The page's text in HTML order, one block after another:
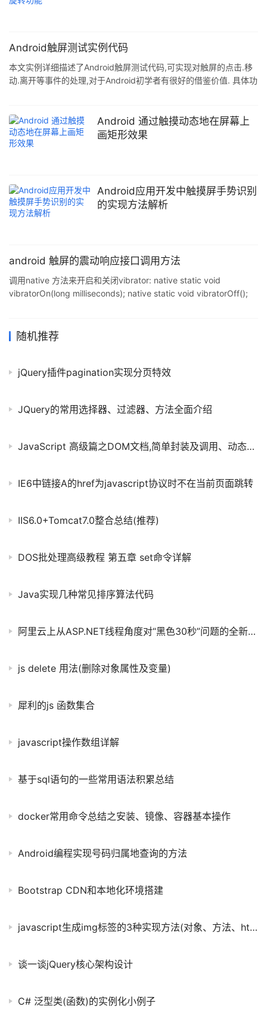
Android触屏测试实例代码
本文实例详细描述了Android触屏测试代码,可实现对触屏的点击.移
动.离开等事件的处理,对于Android初学者有很好的借鉴价值. 具体功
import android.util.Log; import android.view.MotionEvent;
import
Android 通过触摸动态地在屏幕上
画矩形效果
Android应用开发中触摸屏手势识别
的实现方法解析
android 触屏的震动响应接口调用方法
调用native 方法来开启和关闭vibrator: native static void
vibratorOn(long milliseconds); native static void vibratorOff();
随机推荐
jQuery插件pagination实现分页特效
JQuery的常用选择器、过滤器、方法全面介绍
JavaScript 高级篇之DOM文档,简单封装及调用、动态添加、删除样式（六）
IE6中链接A的href为javascript协议时不在当前页面跳转
IIS6.0+Tomcat7.0整合总结(推荐)
DOS批处理高级教程 第五章 set命令详解
Java实现几种常见排序算法代码
阿里云上从ASP.NET线程角度对“黑色30秒”问题的全新分析
js delete 用法(删除对象属性及变量)
犀利的js 函数集合
javascript操作数组详解
基于sql语句的一些常用语法积累总结
docker常用命令总结之安装、镜像、容器基本操作
Android编程实现号码归属地查询的方法
Bootstrap CDN和本地化环境搭建
javascript生成img标签的3种实现方法(对象、方法、html)
谈一谈jQuery核心架构设计
C# 泛型类(函数)的实例化小例子